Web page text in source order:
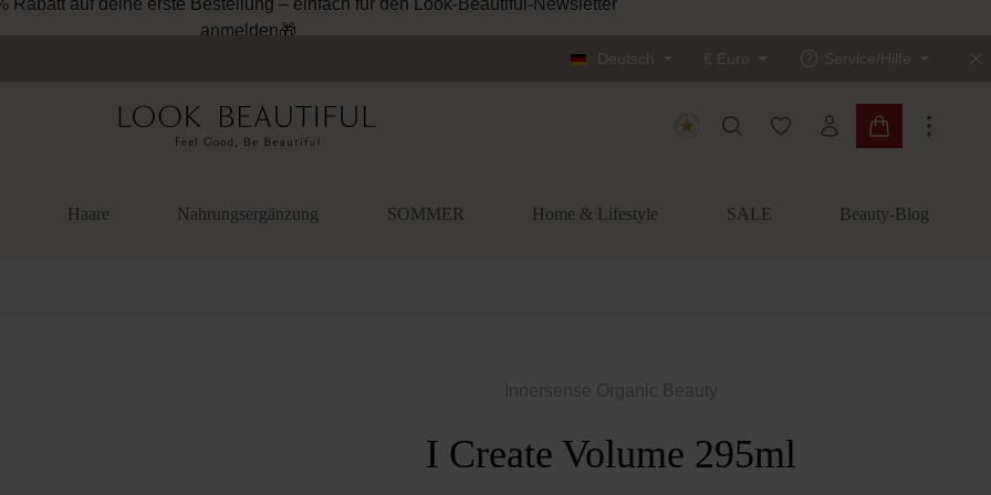
Deutsch € Euro Service/Hilfe
Du hast 0 Produkte auf
Warenkorb
Haare Nahrungsergänzung SOMMER Home & Lifestyle SALE Beauty-Blog
Innersense Organic Beauty
I Create Volume 295ml